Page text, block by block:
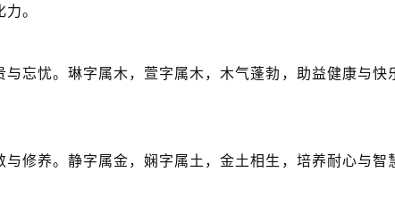
。
与忘忧。琳字属木，萱字属木，木气蓬勃，助益健康与快
与修养。静字属金，娴字属土，金土相生，培养耐心与智